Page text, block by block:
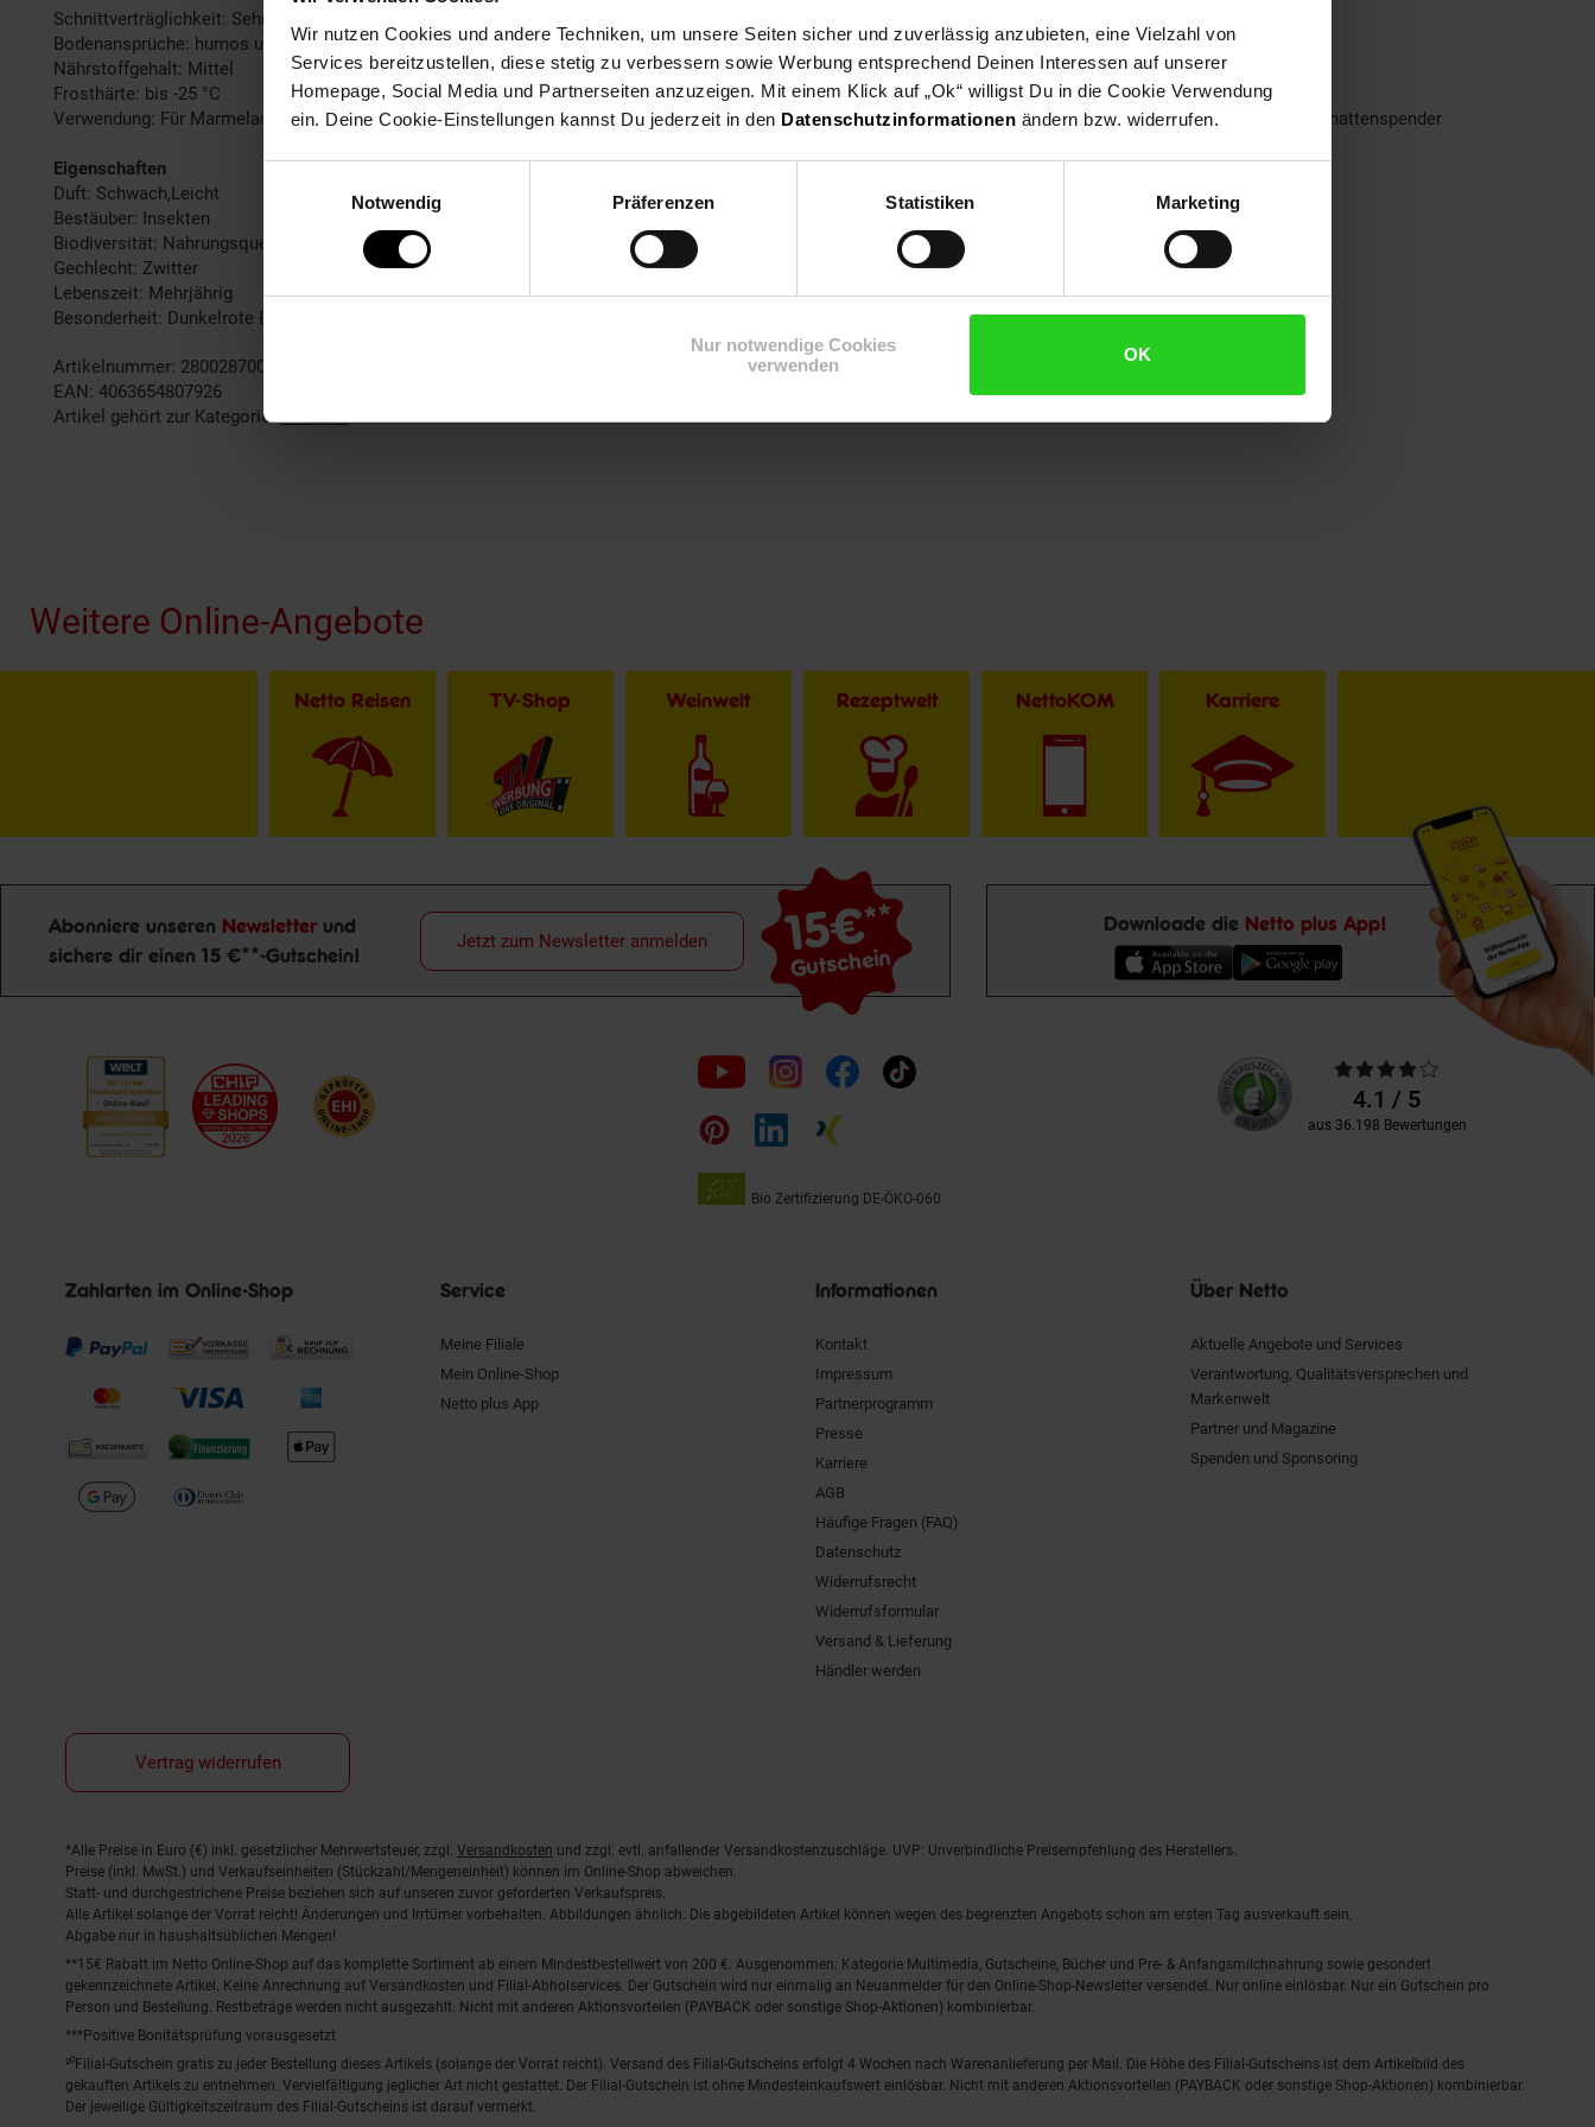
Wir nutzen Cookies und andere Techniken, um unsere Seiten sicher und zuverlässig anzubieten, eine Vielzahl von
Services bereitzustellen, diese stetig zu verbessern sowie Werbung entsprechend Deinen Interessen auf unserer
Homepage, Social Media und Partnerseiten anzuzeigen. Mit einem Klick auf „Ok“ willigst Du in die Cookie Verwendung
ein. Deine Cookie-Einstellungen kannst Du jederzeit in den Datenschutzinformationen ändern bzw. widerrufen.
Notwendig
Präferenzen Statistiken Marketing
Nur notwendige Cookies
verwenden
OK
Schnittverträglichkeit: Sehr gut
Bodenansprüche: humos und durchlässig
Nährstoffgehalt: Mittel
Frosthärte: bis -25 °C
Verwendung: Für Marmeladen & Gelee,Als Vogelschutz und -nährpflanze,Als freiwachsende Hecke,Solitärpflanzung, Heckenpflanze, Kübelpflanze, Bienenweide, Schattenspender
Eigenschaften
Duft: Schwach,Leicht
Bestäuber: Insekten
Biodiversität: Nahrungsquelle für Vögel
Gechlecht: Zwitter
Lebenszeit: Mehrjährig
Besonderheit: Dunkelrote Blätter
Artikelnummer: 2800287000
EAN: 4063654807926
Artikel gehört zur Kategorie:Pflanzen
Weitere Online-Angebote
Netto Reisen TV-Shop Weinwelt Rezeptwelt NettoKOM Karriere
Newsletter Anmeldung
Abonniere unseren Newsletter und
sichere dir einen 15 €**-Gutschein!
15€**
Gutschein
Jetzt zum Newsletter anmelden
Downloade die Netto plus App!
Folge
uns
auf
Bio Zertifizierung DE-ÖKO-060
Unsere
Kundenbewertungen
Durchschnittliche
Bewertungen4.1 / 5
aus 36.198 Bewertungen
Zahlarten im Online-Shop Service
Meine Filiale
Mein Online-Shop
Netto plus App
Informationen
Kontakt
Impressum
Partnerprogramm
Presse
Karriere
AGB
Häufige Fragen (FAQ)
Datenschutz
Widerrufsrecht
Widerrufsformular
Versand & Lieferung
Händler werden
Über Netto
Aktuelle Angebote und Services
Verantwortung, Qualitätsversprechen und
Markenwelt
Partner und Magazine
Spenden und Sponsoring
Vertrag widerrufen
Fußnoten
*Alle Preise in Euro (€) inkl. gesetzlicher Mehrwertsteuer, zzgl. Versandkosten und zzgl. evtl. anfallender Versandkostenzuschläge. UVP: Unverbindliche Preisempfehlung des Herstellers.
Preise (inkl. MwSt.) und Verkaufseinheiten (Stückzahl/Mengeneinheit) können im Online-Shop abweichen.
Statt- und durchgestrichene Preise beziehen sich auf unseren zuvor geforderten Verkaufspreis.
Alle Artikel solange der Vorrat reicht! Änderungen und Irrtümer vorbehalten. Abbildungen ähnlich. Die abgebildeten Artikel können wegen des begrenzten Angebots schon am ersten Tag ausverkauft sein.
Abgabe nur in haushaltsüblichen Mengen!
**15€ Rabatt im Netto Online-Shop auf das komplette Sortiment ab einem Mindestbestellwert von 200 €. Ausgenommen: Kategorie Multimedia, Gutscheine, Bücher und Pre- & Anfangsmilchnahrung sowie gesondert
gekennzeichnete Artikel. Keine Anrechnung auf Versandkosten und Filial-Abholservices. Der Gutschein wird nur einmalig an Neuanmelder für den Online-Shop-Newsletter versendet. Nur online einlösbar. Nur ein Gutschein pro
Person und Bestellung. Restbeträge werden nicht ausgezahlt. Nicht mit anderen Aktionsvorteilen (PAYBACK oder sonstige Shop-Aktionen) kombinierbar.
***Positive Bonitätsprüfung vorausgesetzt
²⁰Filial-Gutschein gratis zu jeder Bestellung dieses Artikels (solange der Vorrat reicht). Versand des Filial-Gutscheins erfolgt 4 Wochen nach Warenanlieferung per Mail. Die Höhe des Filial-Gutscheins ist dem Artikelbild des
gekauften Artikels zu entnehmen. Vervielfältigung jeglicher Art nicht gestattet. Der Filial-Gutschein ist ohne Mindesteinkaufswert einlösbar. Nicht mit anderen Aktionsvorteilen (PAYBACK oder sonstige Shop-Aktionen) kombinierbar.
Der jeweilige Gültigkeitszeitraum des Filial-Gutscheins ist darauf vermerkt.